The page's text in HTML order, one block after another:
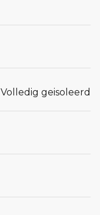
Volledig geisoleerd